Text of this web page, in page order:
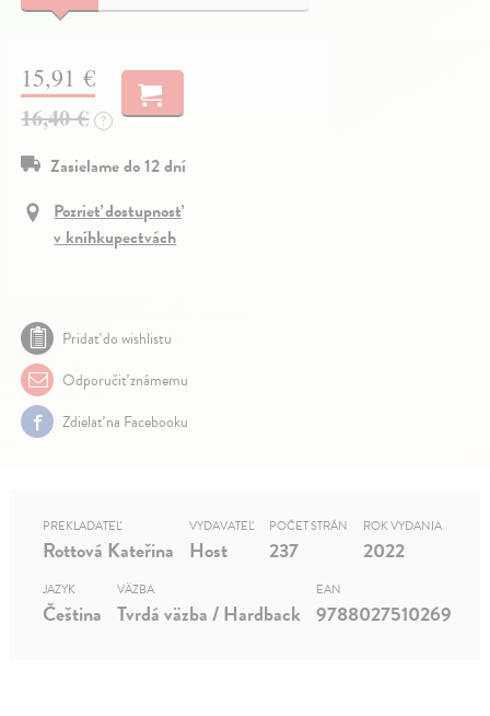
15,91 €
16,40 € ?
Zasielame do 12 dní
Pozrieť dostupnosť
v kníhkupectvách
Pridať do wishlistu
Odporučiť známemu
Zdielať na Facebooku
PREKLADATEĽ
Rottová Kateřina
VYDAVATEĽ
Host
POČET STRÁN
237
ROK VYDANIA
2022
JAZYK
Čeština
VÄZBA
Tvrdá väzba / Hardback
EAN
9788027510269